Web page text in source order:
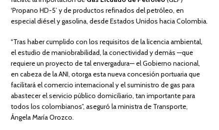
‘Propano HD-5’ y de productos refinados del petróleo, en
especial diésel y gasolina, desde Estados Unidos hacia Colombia.
“Tras haber cumplido con los requisitos de la licencia ambiental,
el estudio de maniobrabilidad, la conectividad y demás —que
requiere un proyecto de tal envergadura— el Gobierno nacional,
en cabeza de la ANI, otorga esta nueva concesión portuaria que
facilitará el comercio internacional y el suministro de gas para
abastecer el servicio público domiciliario, tan importante para
todos los colombianos”, aseguró la ministra de Transporte,
Ángela María Orozco.